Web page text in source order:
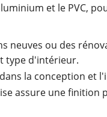
et le PVC,
neuves ou des
type d'intérieur.
la conception et
assure une